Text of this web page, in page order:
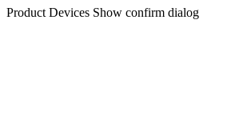
Product Devices Show confirm dialog